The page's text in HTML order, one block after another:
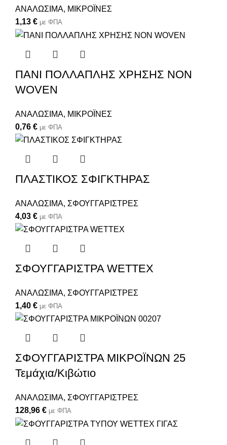
ΑΝΑΛΩΣΙΜΑ, ΜΙΚΡΟΪΝΕΣ
1,13 € με ΦΠΑ
ΠΑΝΙ ΠΟΛΛΑΠΛΗΣ ΧΡΗΣΗΣ NON
WOVEN
ΑΝΑΛΩΣΙΜΑ, ΜΙΚΡΟΪΝΕΣ
0,76 € με ΦΠΑ
ΠΛΑΣΤΙΚΟΣ ΣΦΙΓΚΤΗΡΑΣ
ΑΝΑΛΩΣΙΜΑ, ΣΦΟΥΓΓΑΡΙΣΤΡΕΣ
4,03 € με ΦΠΑ
ΣΦΟΥΓΓΑΡΙΣΤΡΑ WETTEX
ΑΝΑΛΩΣΙΜΑ, ΣΦΟΥΓΓΑΡΙΣΤΡΕΣ
1,40 € με ΦΠΑ
ΣΦΟΥΓΓΑΡΙΣΤΡΑ ΜΙΚΡΟΪΝΩΝ 25
Τεμάχια/Κιβώτιο
ΑΝΑΛΩΣΙΜΑ, ΣΦΟΥΓΓΑΡΙΣΤΡΕΣ
128,96 € με ΦΠΑ